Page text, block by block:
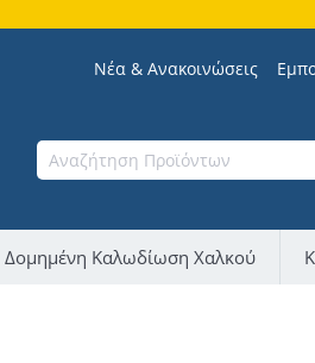
Νέα & Ανακοινώσεις
Δομημένη Καλωδίωση Χαλκού